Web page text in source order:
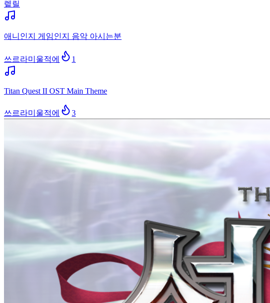
렡릴
애니인지 게임인지 음악 아시는분
쓰르라미울적에 1
Titan Quest II OST Main Theme
쓰르라미울적에 3